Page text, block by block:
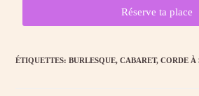
Réserve ta place
ÉTIQUETTES:BURLESQUE, CABARET, CORDE À